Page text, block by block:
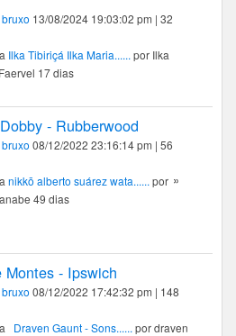
13/08/2024 19:03:02 pm | 32
Ilka Tibiriçá Ilka Maria...... por Ilka
17 dias
- Rubberwood
08/12/2022 23:16:14 pm | 56
nikkō alberto suárez wata...... por ᠉
49 dias
Montes - Ipswich
08/12/2022 17:42:32 pm | 148
Draven Gaunt - Sons...... por ㅤㅤdraven